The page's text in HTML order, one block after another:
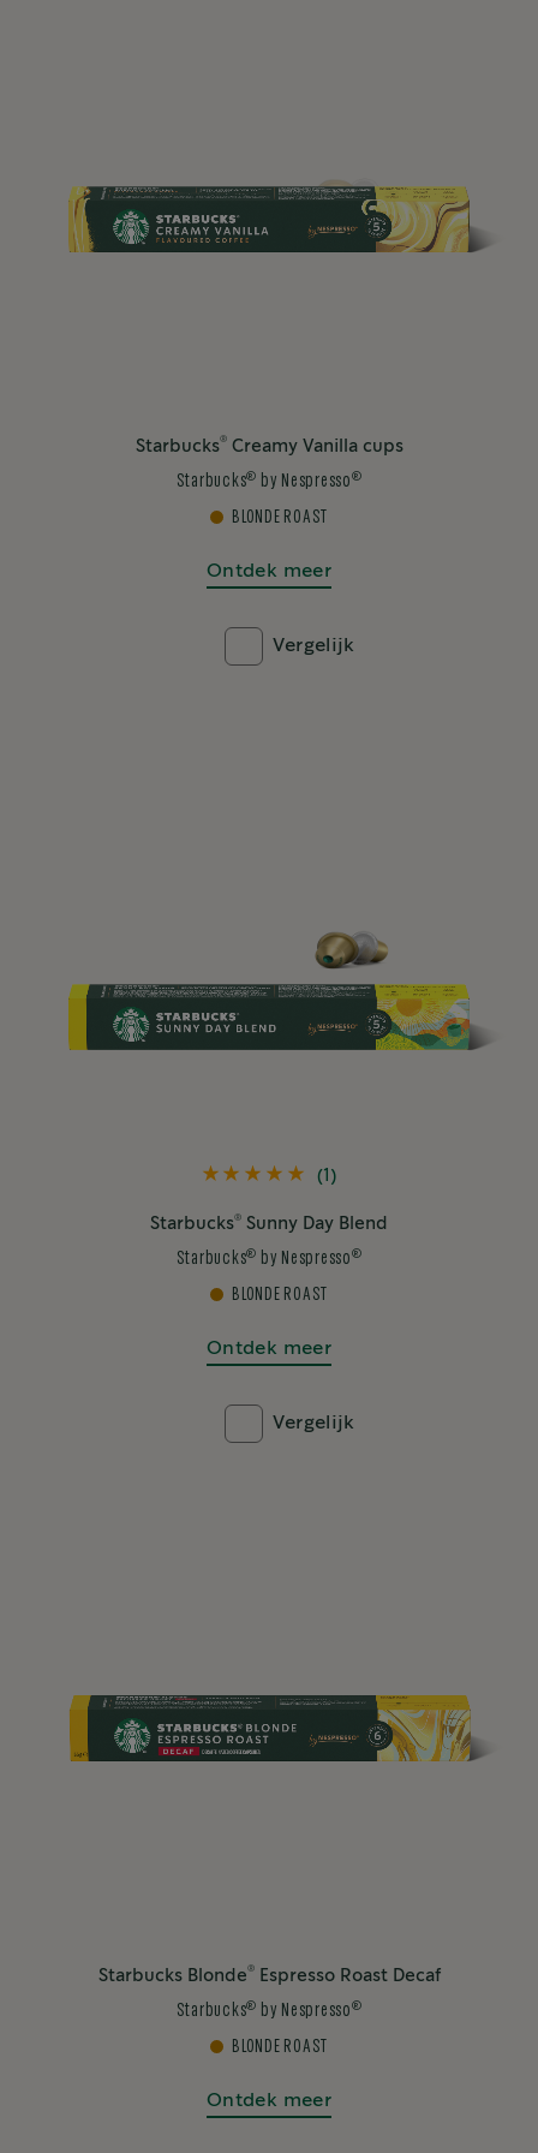
Starbucks®Creamy Vanilla cups
Starbucks® by Nespresso ®
BLONDE ROAST
Ontdek meer
Vergelijk
(1)
Starbucks® Sunny Day Blend
Starbucks® by Nespresso ®
BLONDE ROAST
Ontdek meer
Vergelijk
Starbucks Blonde®Espresso Roast Decaf
Starbucks® by Nespresso ®
BLONDE ROAST
Ontdek meer